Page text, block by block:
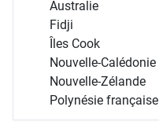
Australie
Fidji
Îles Cook
Nouvelle-Calédonie
Nouvelle-Zélande
Polynésie française